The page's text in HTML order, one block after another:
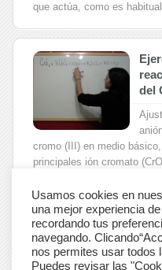
que actúa, como es
del
cromo (III) en medio
principales ión cromato
de
Usamos cookies en
una mejor experiencia
recordando tus
navegando.
nos permites usar todos
Puedes revisar las